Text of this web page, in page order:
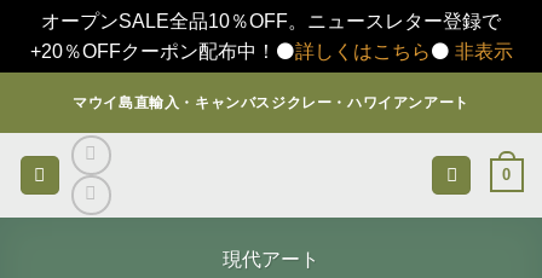
オープンSALE全品10％OFF。ニュースレター登録で
+20％OFFクーポン配布中！⚫️詳しくはこちら⚫️ 非表示
マウイ島直輸入・キャンバスジクレー・ハワイアンアート
0
現代アート